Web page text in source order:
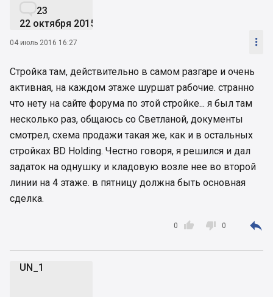
23
22 октября 2015
04 июль 2016 16:27 
Стройка там, действительно в самом разгаре и очень
активная, на каждом этаже шуршат рабочие. странно
что нету на сайте форума по этой стройке... я был там
несколько раз, общаюсь со Светланой, документы
смотрел, схема продажи такая же, как и в остальных
стройках BD Holding. Честно говоря, я решился и дал
задаток на однушку и кладовую возле нее во второй
линии на 4 этаже. в пятницу должна быть основная
сделка.

0  0 
UN_1